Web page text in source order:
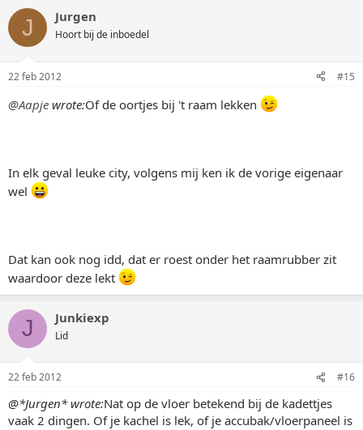
J Jurgen
Hoort bij de inboedel
22 feb 2012 #15
@Aapje wrote:Of de oortjes bij 't raam lekken
In elk geval leuke city, volgens mij ken ik de vorige eigenaar
wel
Dat kan ook nog idd, dat er roest onder het raamrubber zit
waardoor deze lekt
J Junkiexp
Lid
22 feb 2012 #16
@*Jurgen* wrote:Nat op de vloer betekend bij de kadettjes
vaak 2 dingen. Of je kachel is lek, of je accubak/vloerpaneel is